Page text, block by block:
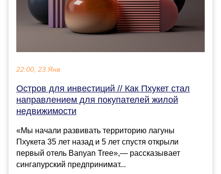
22:00, 23 Янв
Остров для инвестиций // Как Пхукет стал
направлением для покупателей жилой
недвижимости
«Мы начали развивать территорию лагуны
Пхукета 35 лет назад и 5 лет спустя открыли
первый отель Banyan Tree»,— рассказывает
сингапурский предпринимат...